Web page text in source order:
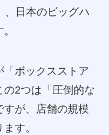
、日本のビッグハ
「ボックスストア
の2つは「圧倒的な
が、店舗の規模
す。